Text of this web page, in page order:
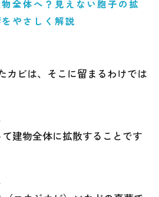
全体へ？見えない胞子の拡
やさしく解説
カビは、そこに留まるわけでは
建物全体に拡散することです